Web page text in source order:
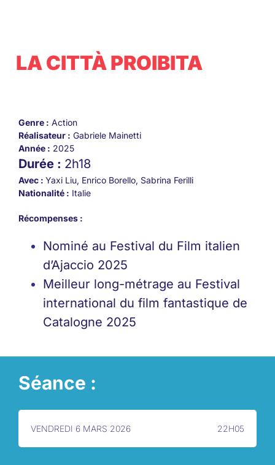
LA CITTÀ PROIBITA
Genre : Action
Réalisateur: Gabriele Mainetti
Année : 2025
Durée : 2h18
Avec : Yaxi Liu, Enrico Borello, Sabrina Ferilli
Nationalité : Italie
Récompenses :
Nominé au Festival du Film italien
d’Ajaccio 2025
Meilleur long-métrage au Festival
international du film fantastique de
Catalogne 2025
Séance :
VENDREDI 6 MARS 2026 22H05